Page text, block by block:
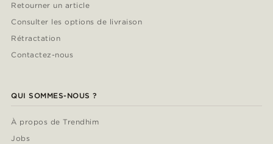
Retourner un article
Consulter les options de livraison
Rétractation
Contactez-nous
QUI SOMMES-NOUS ?
À propos de Trendhim
Jobs